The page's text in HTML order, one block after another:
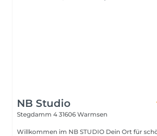
NB Studio
Stegdamm 4 31606 Warmsen
Willkommen im NB STUDIO Dein Ort für schöne Haare, neue